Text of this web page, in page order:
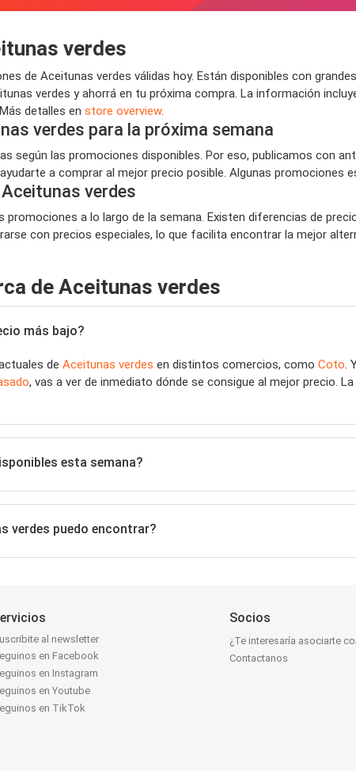
verdes
de Aceitunas verdes válidas hoy. Están disponibles con
verdes y ahorrá en tu próxima compra. La información
detalles en store overview.
verdes para la próxima semana
según las promociones disponibles. Por eso, publicamos con
a comprar al mejor precio posible. Algunas promociones
verdes
promociones a lo largo de la semana. Existen diferencias de
con precios especiales, lo que facilita encontrar la mejor
de Aceitunas verdes
más bajo?
de Aceitunas verdes en distintos comercios, como Coto .
, vas a ver de inmediato dónde se consigue al mejor precio.
esta semana?
verdes puedo encontrar?
al newsletter
en Facebook
en Instagram
en Youtube
en TikTok
Socios
¿Te interesaría asociarte
Contactanos